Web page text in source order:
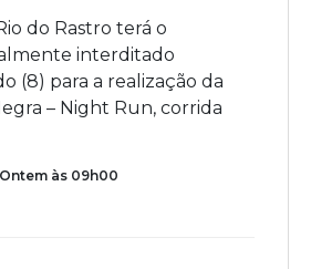
do Rastro terá o
interditado
(8) para a realização da
– Night Run, corrida
Ontem às 09h00